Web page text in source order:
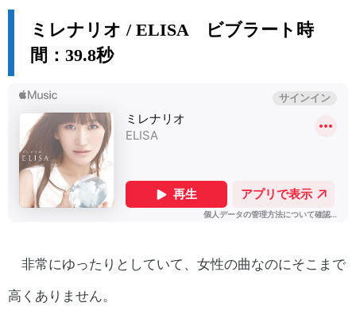
ミレナリオ / ELISA ビブラート時
間：39.8秒
非常にゆったりとしていて、女性の曲なのにそこまで
高くありません。